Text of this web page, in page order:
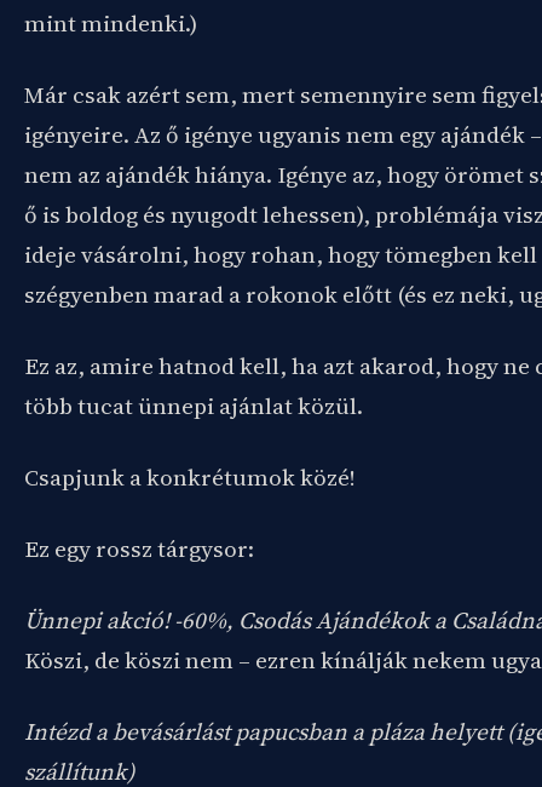
mint mindenki.)
Már csak azért sem, mert semennyire sem
igényeire. Az ő igénye ugyanis nem egy ajándék
nem az ajándék hiánya. Igénye az, hogy örömet
ő is boldog és nyugodt lehessen), problémája
ideje vásárolni, hogy rohan, hogy tömegben
szégyenben marad a rokonok előtt (és ez neki,
Ez az, amire hatnod kell, ha azt akarod, hogy ne
több tucat ünnepi ajánlat közül.
Csapjunk a konkrétumok közé!
Ez egy rossz tárgysor:
Ünnepi akció! -60%, Csodás Ajándékok a
Köszi, de köszi nem – ezren kínálják nekem
Intézd a bevásárlást papucsban a pláza helyett
szállítunk)